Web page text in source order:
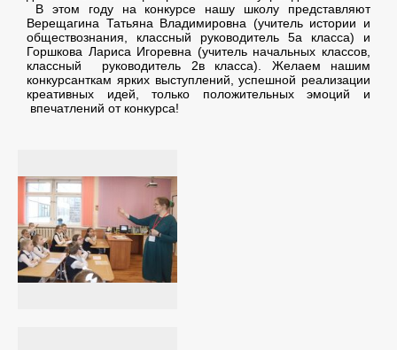
В этом году на конкурсе нашу школу представляют
Верещагина Татьяна Владимировна (учитель истории и
обществознания, классный руководитель 5а класса) и
Горшкова Лариса Игоревна (учитель начальных классов,
классный руководитель 2в класса). Желаем нашим
конкурсанткам ярких выступлений, успешной реализации
креативных идей, только положительных эмоций и
впечатлений от конкурса!